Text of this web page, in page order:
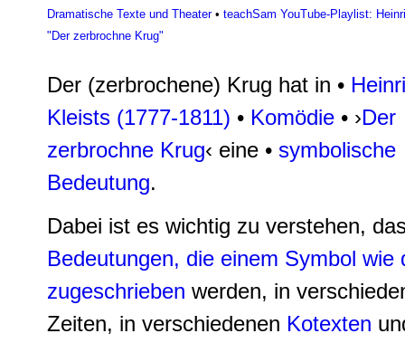
Dramatische Texte und Theater• teachSam YouTube-Playlist:
"Der zerbrochne Krug"
Der (zerbrochene) Krug hat in •
Kleists (1777-1811) • Komödie • ›Der
zerbrochne Krug‹ eine • symbolische
Bedeutung.
Dabei ist es wichtig zu verstehen,
Bedeutungen, die einem Symbol wie
zugeschrieben werden, in
Zeiten, in verschiedenen Kotexten